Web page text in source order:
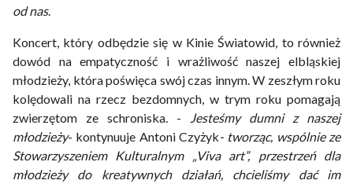
od nas.
Koncert, który odbędzie się w Kinie Światowid, to również
dowód na empatyczność i wrażliwość naszej elbląskiej
młodzieży, która poświęca swój czas innym. W zeszłym roku
kolędowali na rzecz bezdomnych, w trym roku pomagają
zwierzętom ze schroniska. - Jesteśmy dumni z naszej
młodzieży- kontynuuje Antoni Czyżyk- tworząc, wspólnie ze
Stowarzyszeniem Kulturalnym „Viva art”, przestrzeń dla
młodzieży do kreatywnych działań, chcieliśmy dać im